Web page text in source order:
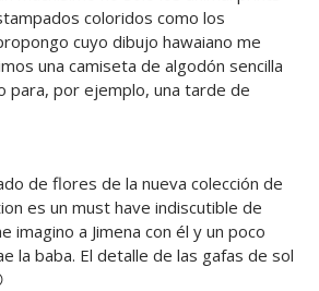
coloridos como los
cuyo dibujo hawaiano me
una camiseta de algodón sencilla
para, por ejemplo, una tarde de
de flores de la nueva colección de
es un must have indiscutible de
imagino a Jimena con él y un poco
la baba. El detalle de las gafas de sol